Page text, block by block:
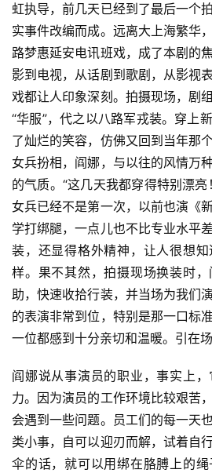
虹执导，前几天已经到了最后一个拍
实事件改编而成。 远离大上海繁华
路梦惠延安电讯班戏，成了本剧的
影到电视，从话剧到歌剧，从影视
戏都让人印象深刻。 拍摄现场，剧
“华服”，代之以八路军戎装。 穿上
了灿烂的笑容，仿佛又回到当年那
女兵扮相，阎娜，与以往的风情万
的气质。 “这几天我都穿得特别漂亮
女兵已经不是第一次，以前也演《
学打绑腿，一点儿也不比专业水平
装，还显得格外精神，让人很想
样。 果不其然，拍摄现场换装时
助，快速收拾行装，并当场为我们
的表演非常到位，特别是那一口标
一位都感到十分亲切和温暖。 引在
阎娜说从事演员的职业，事实上
力。 因为演员的工作环境比较艰苦
会遇到一些问题。 员工们的每一天
类小事，自可以迎刃而解，试着自行
伞的话，就可以用绑在胳膊上的